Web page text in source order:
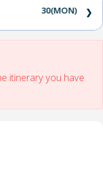
30(MON) ❯
itinerary you have